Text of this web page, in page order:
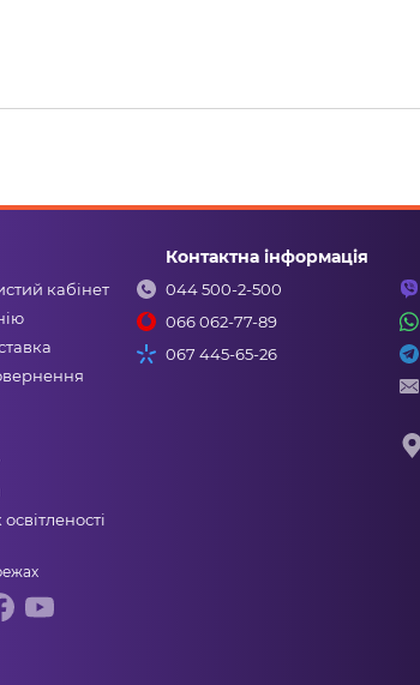
кабінет
Контактна інформація
044 500-2-500
066 062-77-89
067 445-65-26